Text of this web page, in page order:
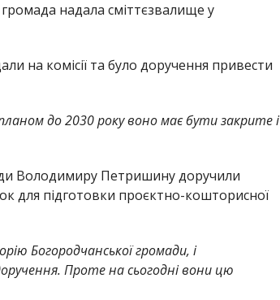
надала сміттєзвалище у
на комісії та було доручення привести
до 2030 року воно має бути закрите і
Володимиру Петришину доручили
для підготовки проєктно-кошторисної
Богородчанської громади, і
Проте на сьогодні вони цю